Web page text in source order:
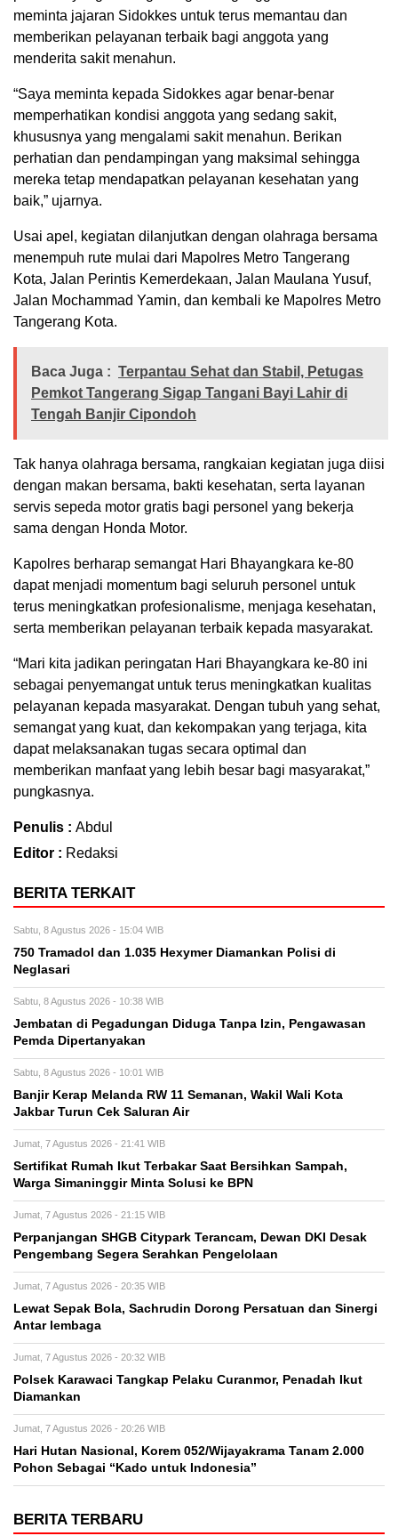
meminta jajaran Sidokkes untuk terus memantau dan
memberikan pelayanan terbaik bagi anggota yang
menderita sakit menahun.
“Saya meminta kepada Sidokkes agar benar-benar
memperhatikan kondisi anggota yang sedang sakit,
khususnya yang mengalami sakit menahun. Berikan
perhatian dan pendampingan yang maksimal sehingga
mereka tetap mendapatkan pelayanan kesehatan yang
baik,” ujarnya.
Usai apel, kegiatan dilanjutkan dengan olahraga bersama
menempuh rute mulai dari Mapolres Metro Tangerang
Kota, Jalan Perintis Kemerdekaan, Jalan Maulana Yusuf,
Jalan Mochammad Yamin, dan kembali ke Mapolres Metro
Tangerang Kota.
Baca Juga : Terpantau Sehat dan Stabil, Petugas
Pemkot Tangerang Sigap Tangani Bayi Lahir di
Tengah Banjir Cipondoh
Tak hanya olahraga bersama, rangkaian kegiatan juga diisi
dengan makan bersama, bakti kesehatan, serta layanan
servis sepeda motor gratis bagi personel yang bekerja
sama dengan Honda Motor.
Kapolres berharap semangat Hari Bhayangkara ke-80
dapat menjadi momentum bagi seluruh personel untuk
terus meningkatkan profesionalisme, menjaga kesehatan,
serta memberikan pelayanan terbaik kepada masyarakat.
“Mari kita jadikan peringatan Hari Bhayangkara ke-80 ini
sebagai penyemangat untuk terus meningkatkan kualitas
pelayanan kepada masyarakat. Dengan tubuh yang sehat,
semangat yang kuat, dan kekompakan yang terjaga, kita
dapat melaksanakan tugas secara optimal dan
memberikan manfaat yang lebih besar bagi masyarakat,”
pungkasnya.
Penulis : Abdul
Editor : Redaksi
BERITA TERKAIT
Sabtu, 8 Agustus 2026 - 15:04 WIB
750 Tramadol dan 1.035 Hexymer Diamankan Polisi di
Neglasari
Sabtu, 8 Agustus 2026 - 10:38 WIB
Jembatan di Pegadungan Diduga Tanpa Izin, Pengawasan
Pemda Dipertanyakan
Sabtu, 8 Agustus 2026 - 10:01 WIB
Banjir Kerap Melanda RW 11 Semanan, Wakil Wali Kota
Jakbar Turun Cek Saluran Air
Jumat, 7 Agustus 2026 - 21:41 WIB
Sertifikat Rumah Ikut Terbakar Saat Bersihkan Sampah,
Warga Simaninggir Minta Solusi ke BPN
Jumat, 7 Agustus 2026 - 21:15 WIB
Perpanjangan SHGB Citypark Terancam, Dewan DKI Desak
Pengembang Segera Serahkan Pengelolaan
Jumat, 7 Agustus 2026 - 20:35 WIB
Lewat Sepak Bola, Sachrudin Dorong Persatuan dan Sinergi
Antar lembaga
Jumat, 7 Agustus 2026 - 20:32 WIB
Polsek Karawaci Tangkap Pelaku Curanmor, Penadah Ikut
Diamankan
Jumat, 7 Agustus 2026 - 20:26 WIB
Hari Hutan Nasional, Korem 052/Wijayakrama Tanam 2.000
Pohon Sebagai “Kado untuk Indonesia”
BERITA TERBARU